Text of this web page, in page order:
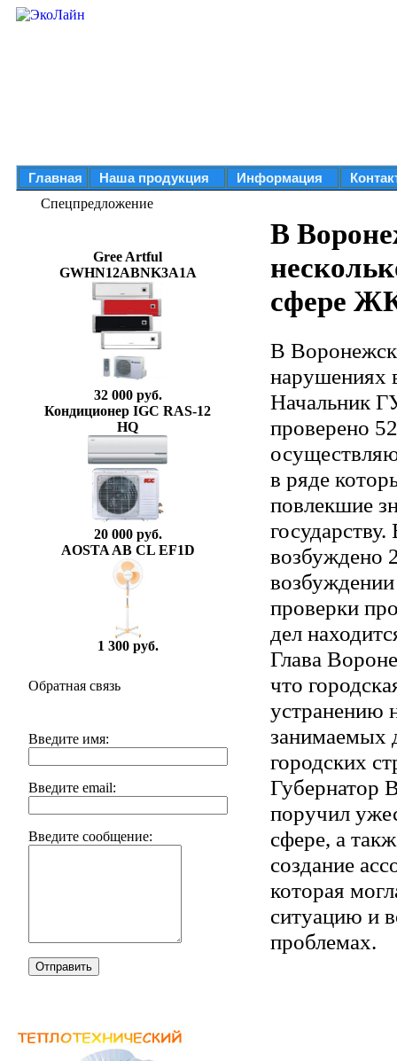
Главная Наша продукция Информация
Спецпредложение
Gree Artful
GWHN12ABNK3A1A
32 000 руб.
Кондиционер IGC RAS-12
HQ
20 000 руб.
AOSTA AB CL EF1D
1 300 руб.
Обратная связь
Введите имя:
Введите email:
Введите сообщение:
Отправить
В
сфере
В
нарушениях
Начальник
проверено
в ряде
повлекшие
возбуждено
проверки
дел
Глава
что
устранению
занимаемых
городских
Губернатор
поручил
сфере, а
создание
которая
ситуацию и
проблемах.